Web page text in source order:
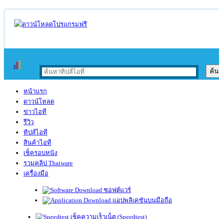
หน้าแรก
ดาวน์โหลด
ข่าวไอที
รีวิว
ทิปส์ไอที
สินค้าไอที
เช็ครอบหนัง
รวมคลิป Thaiware
เครื่องมือ
ซอฟต์แวร์
แอปพลิเคชันบนมือถือ
เช็คความเร็วเน็ต (Speedtest)